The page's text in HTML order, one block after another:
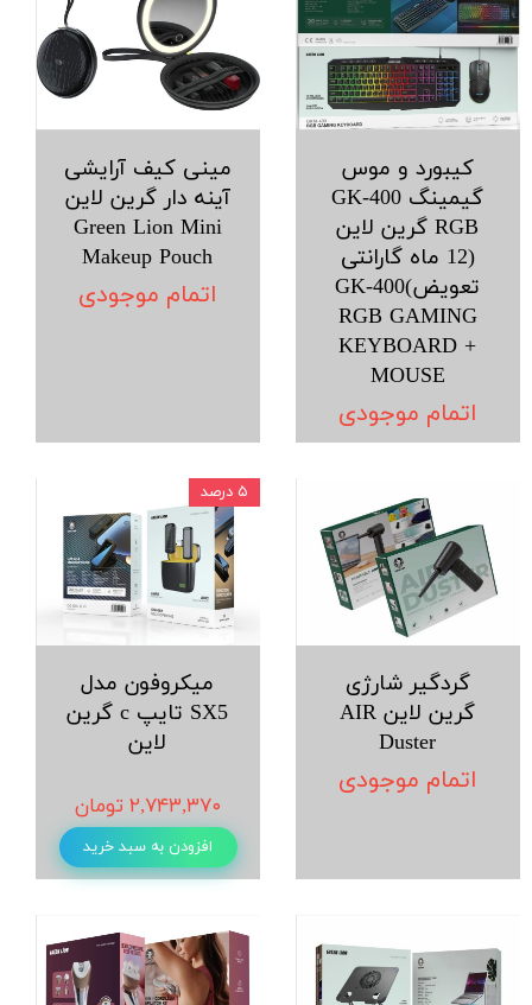
کیبورد و موس
گیمینگ GK-400
RGB گرین لاین
(12 ماه گارانتی
تعویض)GK-400
RGB GAMING
KEYBOARD +
MOUSE
اتمام موجودی
مینی کیف آرایشی
آینه دار گرین لاین
Green Lion Mini
Makeup Pouch
اتمام موجودی
گردگیر شارژی
گرین لاین AIR
Duster
اتمام موجودی
میکروفون مدل
SX5 تایپ c گرین
لاین
۲,۷۴۳,۳۷۰ تومان
افزودن به سبد خرید
۵ درصد